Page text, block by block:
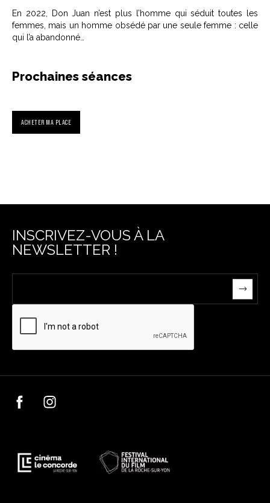
En 2022, Don Juan n’est plus l’homme qui séduit toutes les
femmes, mais un homme obsédé par une seule femme : celle
qui l’a abandonné…
Prochaines séances
ACHETER MA PLACE
INSCRIVEZ-VOUS À LA
NEWSLETTER !